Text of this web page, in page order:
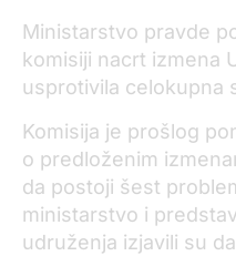
Ministarstvo pravde
komisiji nacrt izmena
usprotivila celokupna
Komisija je prošlog
o predloženim
da postoji šest
ministarstvo i
udruženja izjavili su